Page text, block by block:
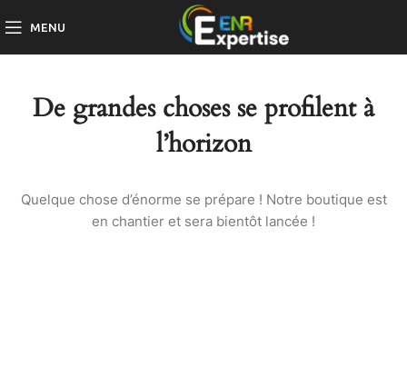
MENU
De grandes choses se profilent à
l’horizon
Quelque chose d’énorme se prépare ! Notre boutique est
en chantier et sera bientôt lancée !